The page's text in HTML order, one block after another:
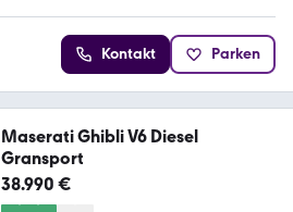
Kontakt Parken
Maserati Ghibli V6 Diesel
Gransport
38.990 €